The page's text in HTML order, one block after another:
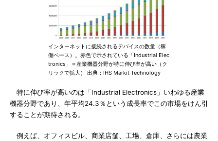
インターネットに接続されるデバイスの数量（稼
働ベース）。赤色で示されている「Industrial Elec
tronics」＝産業機器分野が特に伸び率が高い（ク
リックで拡大） 出典：IHS Markit Technology
特に伸び率が高いのは「Industrial Electronics」いわゆる産業
機器分野であり、年平均24.3％という成長率でこの市場をけん引
することが期待される。
例えば、オフィスビル、商業店舗、工場、倉庫、さらには農業